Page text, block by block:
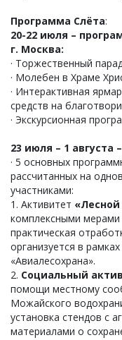
Программа Слёта:
20-22 июля –
г. Москва:
· Торжественный
· Молебен в Храме
· Интерактивная
средств на
· Экскурсионная
23 июля – 1
· 5 основных
рассчитанных на
участниками:
1. Активитет
комплексными
практическая
организуется в
«Авиалесохрана».
2. Социальный
помощи местному
Можайского
установка стендов с
материалами о